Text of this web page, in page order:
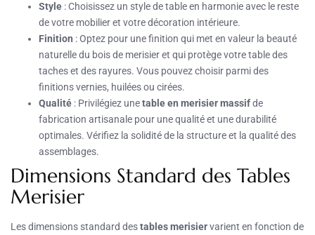
Style : Choisissez un style de table en harmonie avec le reste
de votre mobilier et votre décoration intérieure.
Finition : Optez pour une finition qui met en valeur la beauté
naturelle du bois de merisier et qui protège votre table des
taches et des rayures. Vous pouvez choisir parmi des
finitions vernies, huilées ou cirées.
Qualité : Privilégiez unetable en merisier massifde
fabrication artisanale pour une qualité et une durabilité
optimales. Vérifiez la solidité de la structure et la qualité des
assemblages.
Dimensions Standard des Tables
Merisier
Les dimensions standard destables merisiervarient en fonction de